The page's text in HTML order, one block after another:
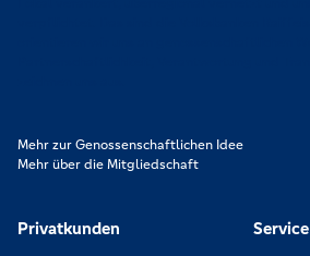
Mehr zur Genossenschaftlichen Idee
Mehr über die Mitgliedschaft
Privatkunden Service